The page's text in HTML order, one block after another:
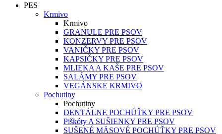
PES
Krmivo
Krmivo
GRANULE PRE PSOV
KONZERVY PRE PSOV
VANIČKY PRE PSOV
KAPSIČKY PRE PSOV
MLIEKA A KAŠE PRE PSOV
SALÁMY PRE PSOV
VEGÁNSKE KRMIVO
Pochutiny
Pochutiny
DENTÁLNE POCHÚŤKY PRE PSOV
Piškóty A SUŠIENKY PRE PSOV
SUŠENÉ MÄSOVÉ POCHÚŤKY PRE PSOV